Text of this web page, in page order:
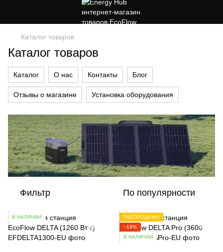
Каталог товаров
Каталог товаров
Каталог О нас Контакты Блог
Отзывы о магазине Установка оборудования
Фильтр По популярности
В НАЛИЧИИ
РАСПРОДАЖА
−19%
В НАЛИЧИИ